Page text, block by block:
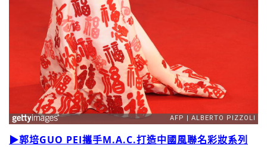
▶郭培GUO PEI攜手M.A.C.打造中國風聯名彩妝系列